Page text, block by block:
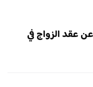
عقد الزواج في